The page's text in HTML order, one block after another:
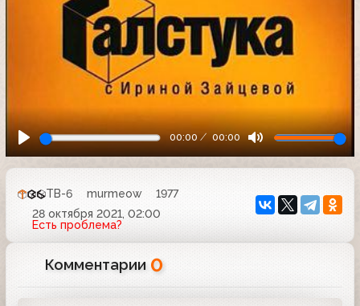
00:00 00:00
ТВ-6 murmeow
1977
28 октября 2021, 02:00
Есть проблема?
Комментарии 0